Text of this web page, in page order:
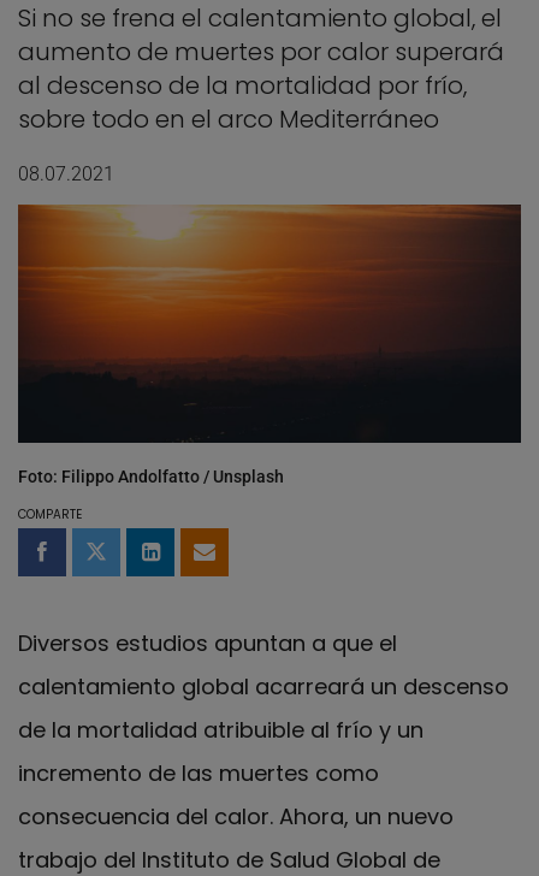
Si no se frena el calentamiento global, el
aumento de muertes por calor superará
al descenso de la mortalidad por frío,
sobre todo en el arco Mediterráneo
08.07.2021
Foto: Filippo Andolfatto / Unsplash
COMPARTE
Compartir en Facebook
Compartir en Twitter
Compartir en LinkedIn
Compartir por email
Diversos estudios apuntan a que el
calentamiento global acarreará un descenso
de la mortalidad atribuible al frío y un
incremento de las muertes como
consecuencia del calor. Ahora, un nuevo
trabajo del Instituto de Salud Global de